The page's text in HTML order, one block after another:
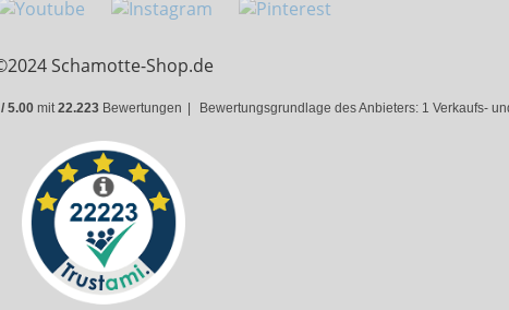
Schamotte-Shop.de
5.00mit22.223 Bewertungen Bewertungsgrundlage des Anbieters: 1 Verkaufs-